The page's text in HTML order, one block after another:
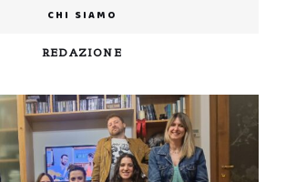
CHI SIAMO
REDAZIONE